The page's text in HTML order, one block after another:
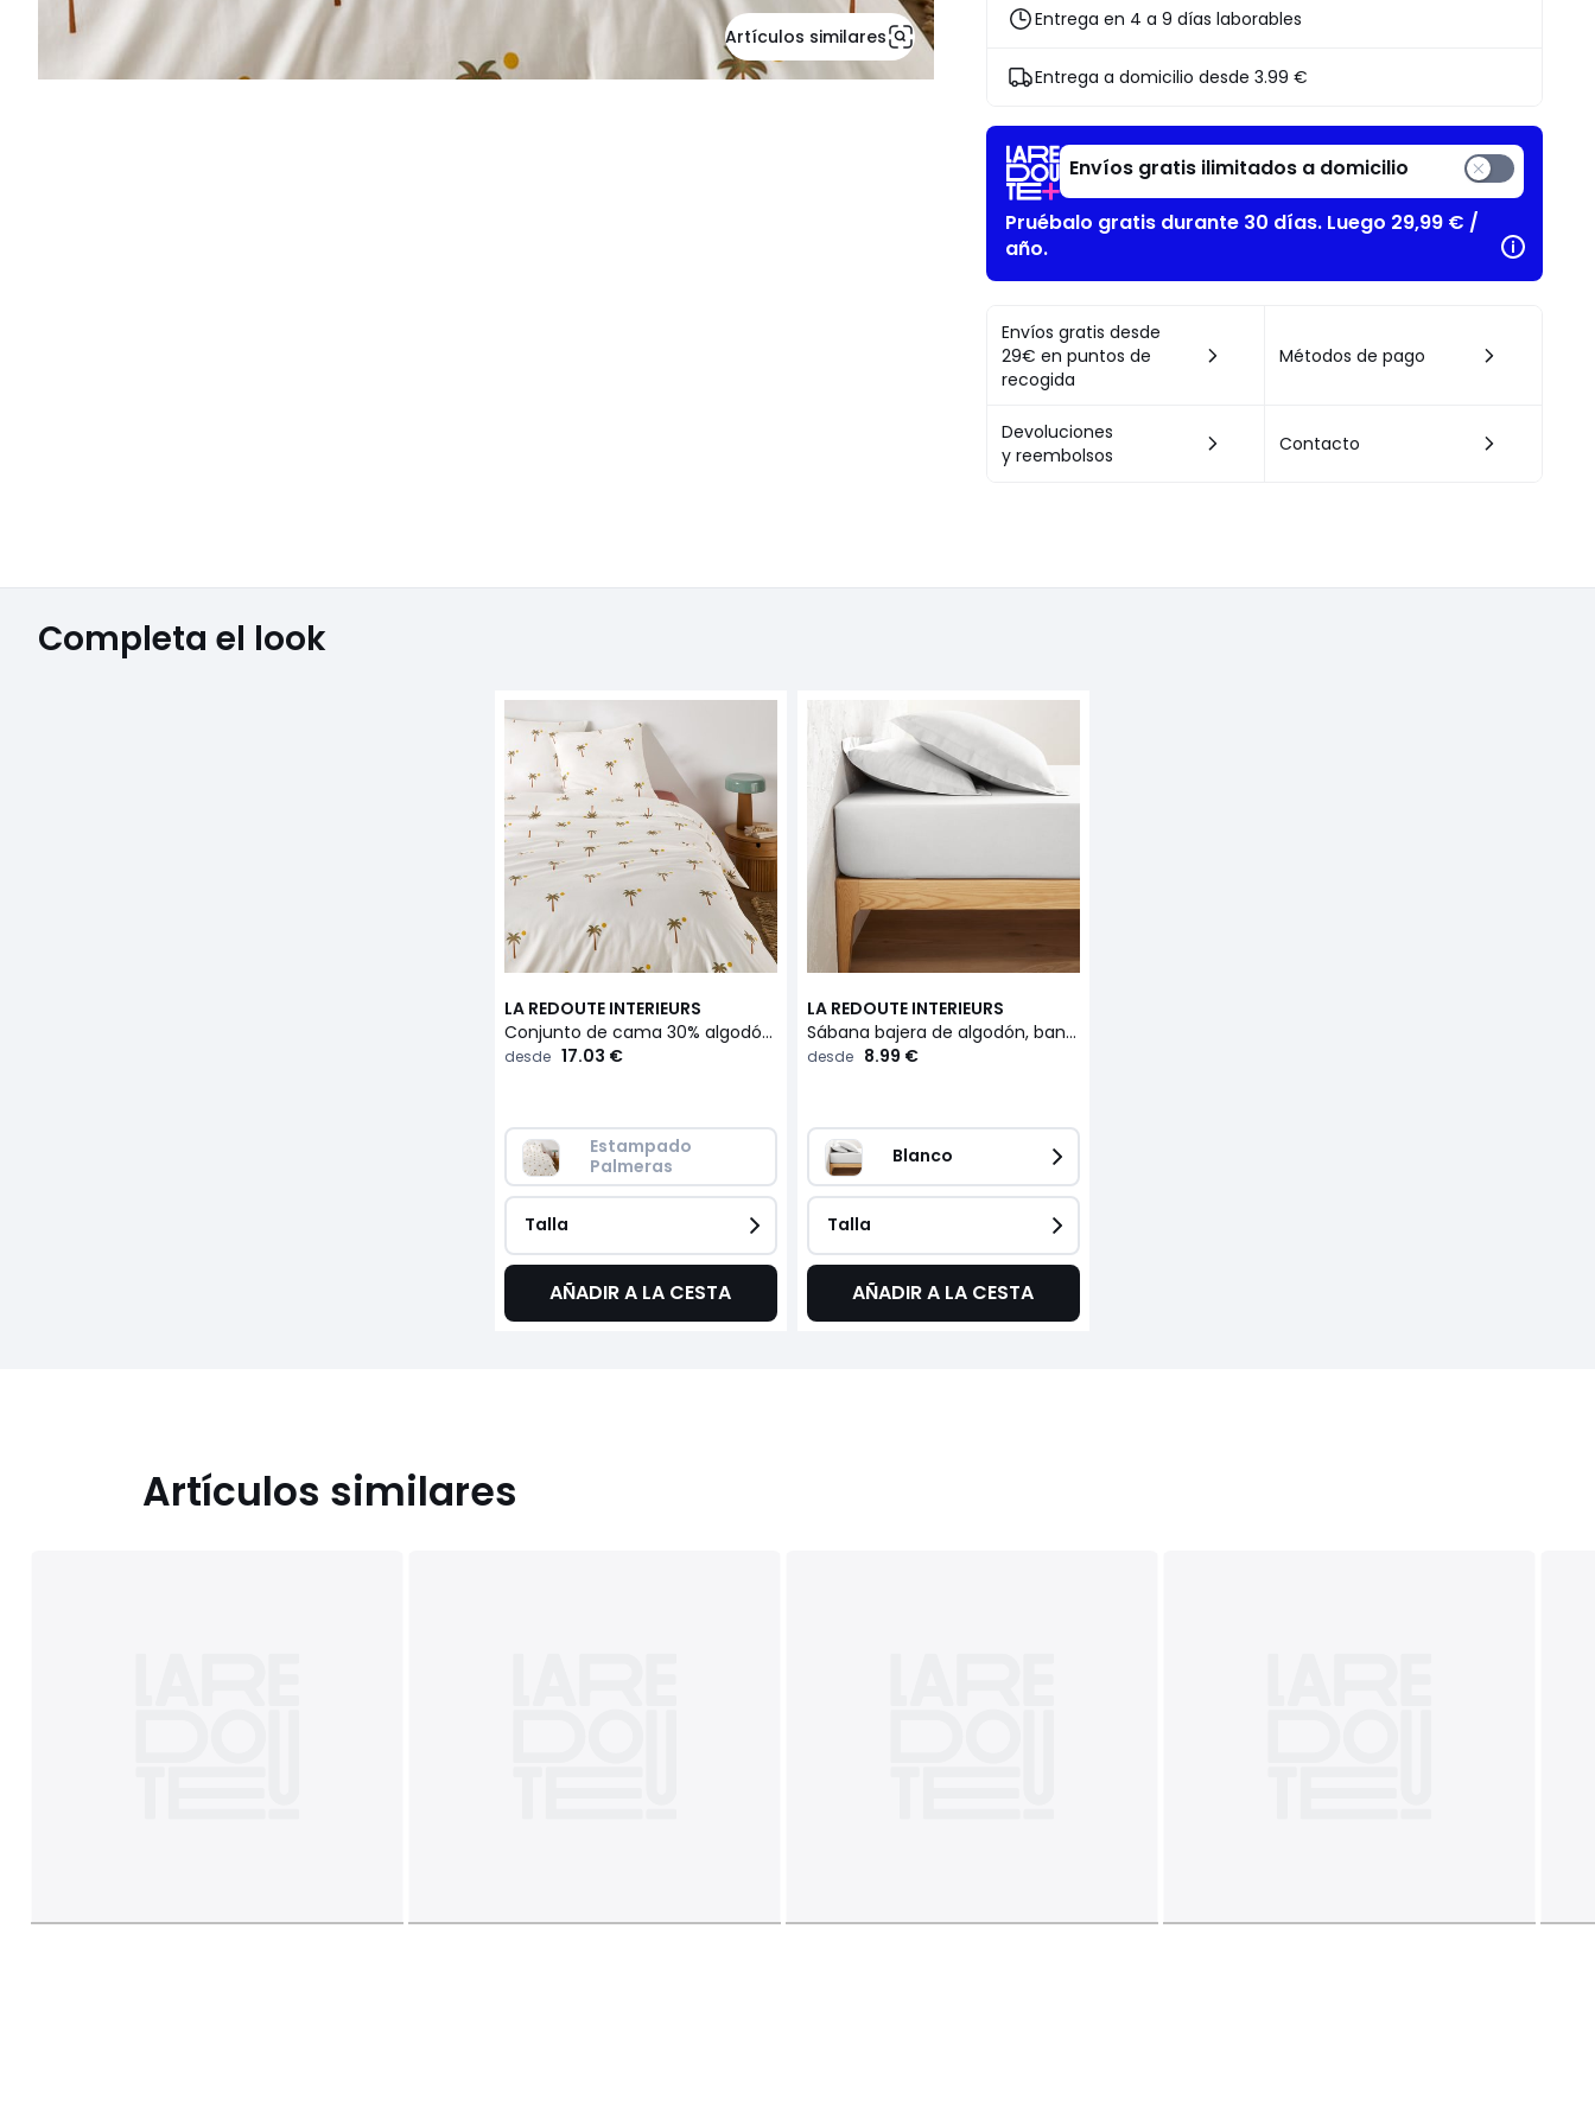
Artículos similares
descuentoEntrega en 4 a 9 días laborables
Entrega a domicilio desde3.99 €
Envíos gratis ilimitados a domicilio
Pruébalo gratis durante 30 días. Luego 29,99 € /
año.
Envíos gratis desde
29€ en puntos de
recogida
Métodos de pago
Devoluciones
y reembolsos
Contacto
Completa el look
LA REDOUTE INTERIEURS
Conjunto de cama 30% algodón reciclado, funda de almohada cuadrada, estampado de palmeras, PARADELA
desde 17.03 €
Estampado
Palmeras
Talla
AÑADIR A LA CESTA
LA REDOUTE INTERIEURS
Sábana bajera de algodón, banda 25 cm, Scenario
desde 8.99 €
Blanco
Talla
AÑADIR A LA CESTA
Artículos similares